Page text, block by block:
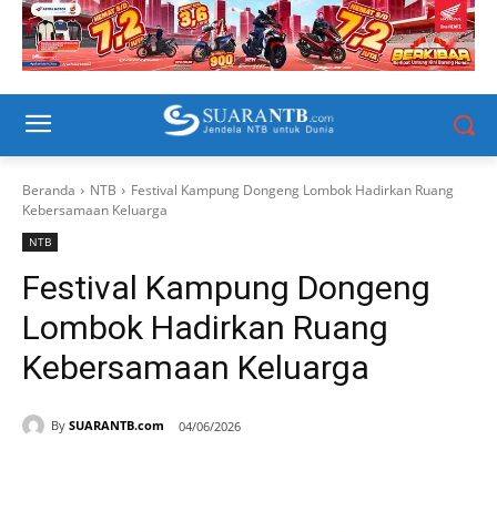
Beranda NTB
Festival Kampung Dongeng Lombok Hadirkan Ruang
Kebersamaan Keluarga
NTB
Festival Kampung Dongeng
Lombok Hadirkan Ruang
Kebersamaan Keluarga
By SUARANTB.com 04/06/2026